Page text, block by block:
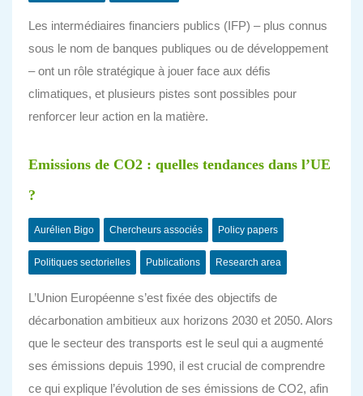
Les intermédiaires financiers publics (IFP) – plus connus
sous le nom de banques publiques ou de développement
– ont un rôle stratégique à jouer face aux défis
climatiques, et plusieurs pistes sont possibles pour
renforcer leur action en la matière.
Emissions de CO2 : quelles tendances dans l’UE
?
Aurélien Bigo Chercheurs associés Policy papers
Politiques sectorielles Publications Research area
L’Union Européenne s’est fixée des objectifs de
décarbonation ambitieux aux horizons 2030 et 2050. Alors
que le secteur des transports est le seul qui a augmenté
ses émissions depuis 1990, il est crucial de comprendre
ce qui explique l’évolution de ses émissions de CO2, afin